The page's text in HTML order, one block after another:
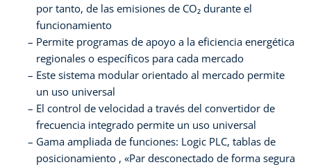
por tanto, de las emisiones de CO₂ durante el
funcionamiento
Permite programas de apoyo a la eficiencia energética
regionales o específicos para cada mercado
Este sistema modular orientado al mercado permite
un uso universal
El control de velocidad a través del convertidor de
frecuencia integrado permite un uso universal
Gama ampliada de funciones: Logic PLC, tablas de
posicionamiento , «Par desconectado de forma segura